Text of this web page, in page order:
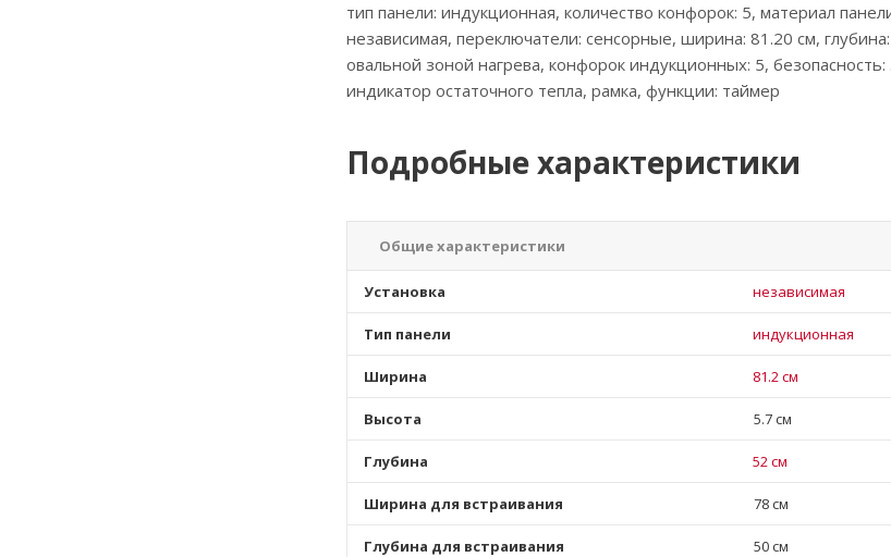
тип панели: индукционная, количество конфорок: 5, материал
независимая, переключатели: сенсорные, ширина: 81.20 см,
овальной зоной нагрева, конфорок индукционных: 5,
индикатор остаточного тепла, рамка, функции: таймер
Подробные характеристики
Общие характеристики
Установка независимая
Тип панели индукционная
Ширина 81.2 см
Высота 5.7 см
Глубина 52 см
Ширина для встраивания 78 см
Глубина для встраивания 50 см